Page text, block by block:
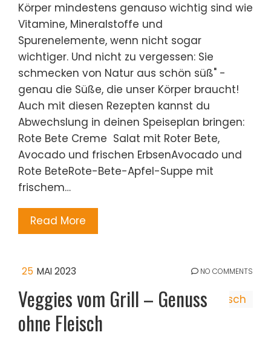
Körper mindestens genauso wichtig sind wie
Vitamine, Mineralstoffe und
Spurenelemente, wenn nicht sogar
wichtiger. Und nicht zu vergessen: Sie
schmecken von Natur aus schön süß" -
genau die Süße, die unser Körper braucht!
Auch mit diesen Rezepten kannst du
Abwechslung in deinen Speiseplan bringen:
Rote Bete Creme Salat mit Roter Bete,
Avocado und frischen ErbsenAvocado und
Rote BeteRote-Bete-Apfel-Suppe mit
frischem…
Read More
25 MAI 2023 NO COMMENTS
Veggies vom Grill – Genuss
ohne Fleisch